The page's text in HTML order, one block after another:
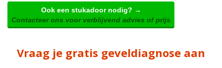
Ook een stukadoor nodig? →
Contacteer ons voor verblijvend advies of prijs
Vraag je gratis geveldiagnose aan